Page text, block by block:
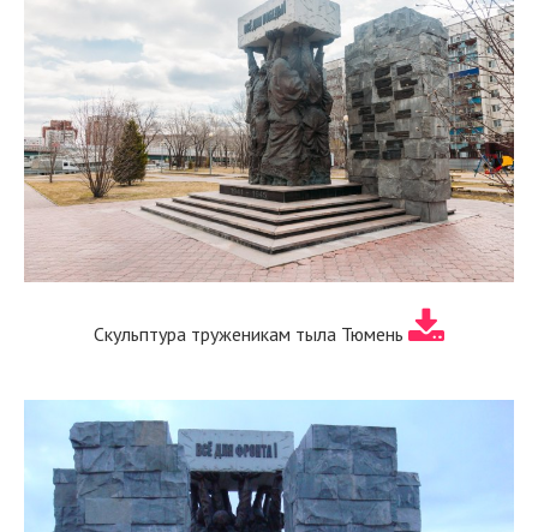
Скульптура труженикам тыла Тюмень